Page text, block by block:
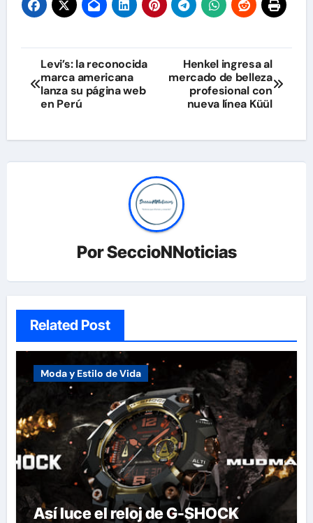
Navegación
de
Levi’s: la reconocida
marca americana
lanza su página web
en Perú
Henkel ingresa al
mercado de belleza
profesional con
nueva línea Küül
PorSeccioNNoticias
Related Post
Moda y Estilo de Vida
Así luce el reloj de G-SHOCK